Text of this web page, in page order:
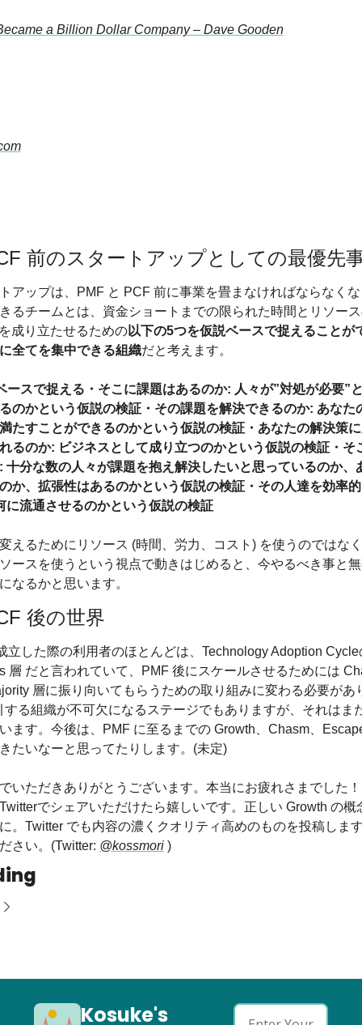
How AirBnB Became a Billion Dollar Company – Dave Gooden
davegooden.com
前のスタートアップとしての最優先
アップは、PMF と PCF 前に事業を畳まなければならなく
るチームとは、資金ショートまでの限られた時間とリソー
成り立たせるための以下の5つを仮説ベースで捉えることが
全てを集中できる組織だと考えます。
ースで捉える ・そこに課題はあるのか: 人々が”対処が必要”
のかという仮説の検証・その課題を解決できるのか: あなた
たすことができるのかという仮説の検証・あなたの解決策
るのか: ビジネスとして成り立つのかという仮説の検証・そ
十分な数の人々が課題を抱え解決したいと思っているのか、
か、拡張性はあるのかという仮説の検証・その人達を効率
に流通させるのかという仮説の検証
えるためにリソース (時間、労力、コスト) を使うのではな
ースを使うという視点で動きはじめると、今やるべき事と
なるかと思います。
後の世界
立した際の利用者のほとんどは、Technology Adoption Cycle
層 だと言われていて、PMF 後にスケールさせるためには
層に振り向いてもらうための取り組みに変わる必要があ
する組織が不可欠になるステージでもありますが、それはま
ます。今後は、PMF に至るまでの Growth、Chasm、
たいなーと思ってたりします。(未定)
いただきありがとうございます。本当にお疲れさまでした
でシェアいただけたら嬉しいです。正しい Growth の概
。Twitter でも内容の濃くクオリティ高めのものを投稿しま
さい。(Twitter: @kossmori )
Kosuke's